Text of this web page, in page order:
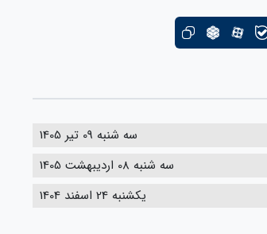
سه شنبه 09 تیر 1405
سه شنبه 08 اردیبهشت 1405
یکشنبه 24 اسفند 1404